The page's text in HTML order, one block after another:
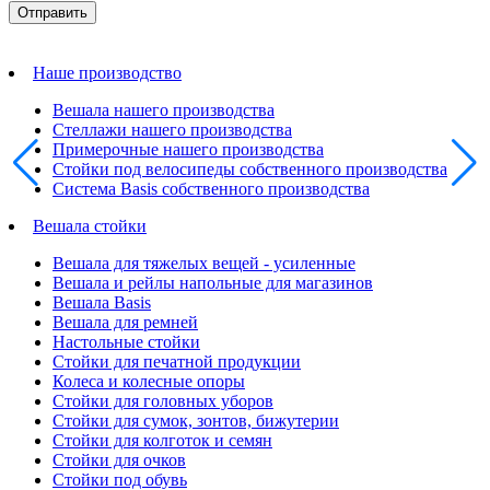
Наше производство
Вешала нашего производства
Стеллажи нашего производства
Примерочные нашего производства
Стойки под велосипеды собственного производства
Система Basis собственного производства
Вешала стойки
Вешала для тяжелых вещей - усиленные
Вешала и рейлы напольные для магазинов
Вешала Basis
Вешала для ремней
Настольные стойки
Стойки для печатной продукции
Колеса и колесные опоры
Стойки для головных уборов
Стойки для сумок, зонтов, бижутерии
Стойки для колготок и семян
Стойки для очков
Стойки под обувь